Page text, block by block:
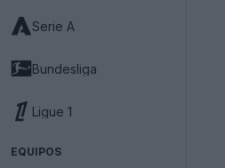
Serie A
Bundesliga
Ligue 1
EQUIPOS